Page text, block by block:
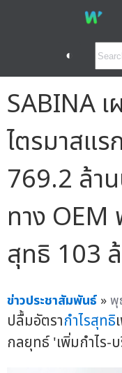
◐
SABINA
ไตรมาสแร
769.2 ล้า
ทาง OEM
สุทธิ 103
ข่าวประชาสัมพันธ์ »พุ
ปลื้มอัตรากำไรสุทธิ
กลยุทธ์ 'เพิ่มกำไร-